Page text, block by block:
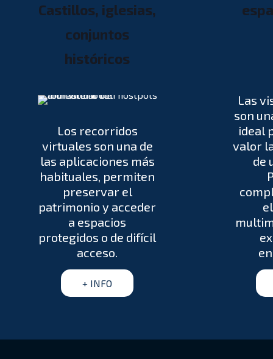
Castillos, iglesias,
conjuntos
históricos
Los recorridos
virtuales son una de
las aplicaciones más
habituales, permiten
preservar el
patrimonio y acceder
a espacios
protegidos o de difícil
acceso.
+ INFO
Las
son
ideal
valor
de